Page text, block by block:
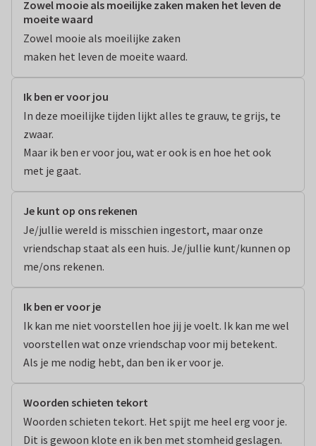
Zowel mooie als moeilijke zaken maken het leven de
moeite waard
Zowel mooie als moeilijke zaken
maken het leven de moeite waard.
Ik ben er voor jou
In deze moeilijke tijden lijkt alles te grauw, te grijs, te
zwaar.
Maar ik ben er voor jou, wat er ook is en hoe het ook
met je gaat.
Je kunt op ons rekenen
Je/jullie wereld is misschien ingestort, maar onze
vriendschap staat als een huis. Je/jullie kunt/kunnen op
me/ons rekenen.
Ik ben er voor je
Ik kan me niet voorstellen hoe jij je voelt. Ik kan me wel
voorstellen wat onze vriendschap voor mij betekent.
Als je me nodig hebt, dan ben ik er voor je.
Woorden schieten tekort
Woorden schieten tekort. Het spijt me heel erg voor je.
Dit is gewoon klote en ik ben met stomheid geslagen.